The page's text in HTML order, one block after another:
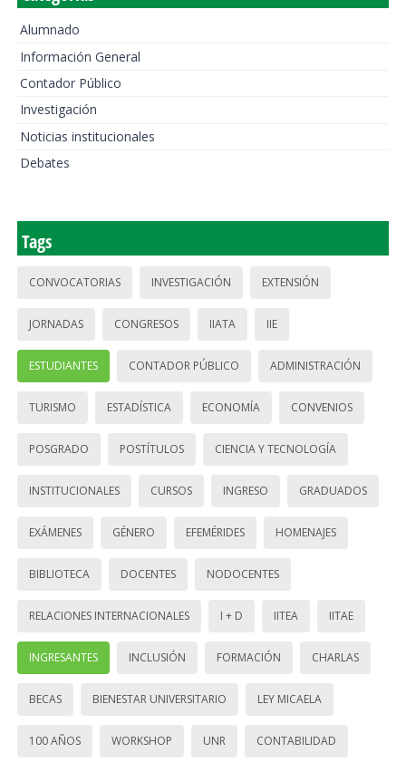
Alumnado
Información General
Contador Público
Investigación
Noticias institucionales
Debates
Tags
CONVOCATORIAS INVESTIGACIÓN EXTENSIÓN
JORNADAS CONGRESOS IIATA IIE
ESTUDIANTES CONTADOR PÚBLICO ADMINISTRACIÓN
TURISMO ESTADÍSTICA ECONOMÍA CONVENIOS
POSGRADO POSTÍTULOS CIENCIA Y TECNOLOGÍA
INSTITUCIONALES CURSOS INGRESO GRADUADOS
EXÁMENES GÉNERO EFEMÉRIDES HOMENAJES
BIBLIOTECA DOCENTES NODOCENTES
RELACIONES INTERNACIONALES I + D IITEA IITAE
INGRESANTES INCLUSIÓN FORMACIÓN CHARLAS
BECAS BIENESTAR UNIVERSITARIO LEY MICAELA
100 AÑOS WORKSHOP UNR CONTABILIDAD